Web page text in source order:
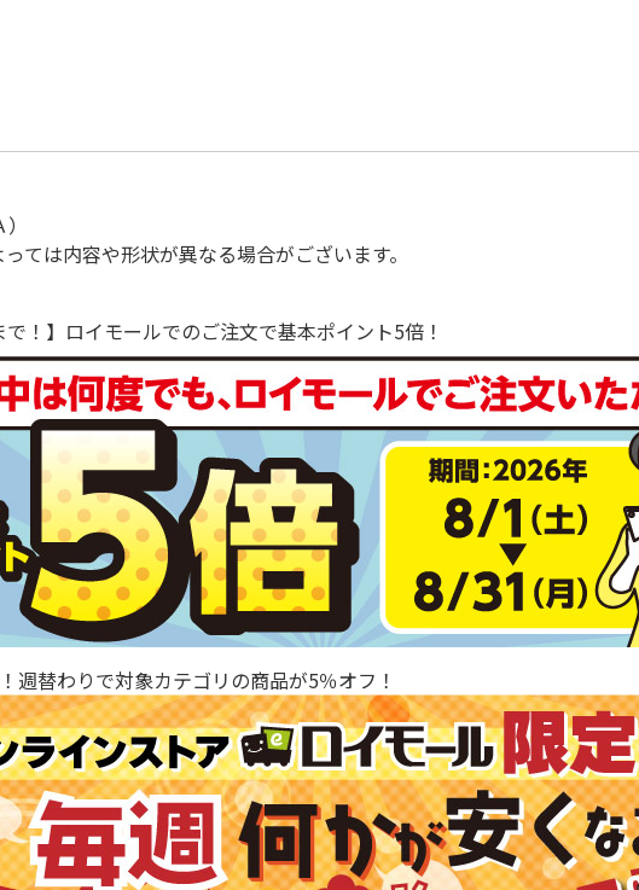
ては内容や形状が異なる場合がございます。
で！】ロイモールでのご注文で基本ポイント5倍！
週替わりで対象カテゴリの商品が5％オフ！